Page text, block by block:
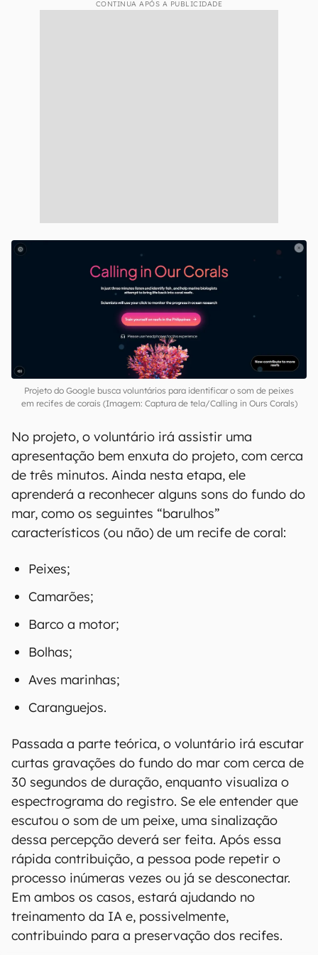
CONTINUA APÓS A PUBLICIDADE
Projeto do Google busca voluntários para identificar o som de peixes
em recifes de corais (Imagem: Captura de tela/Calling in Ours Corals)
No projeto, o voluntário irá assistir uma
apresentação bem enxuta do projeto, com cerca
de três minutos. Ainda nesta etapa, ele
aprenderá a reconhecer alguns sons do fundo do
mar, como os seguintes “barulhos”
característicos (ou não) de um recife de coral:
Peixes;
Camarões;
Barco a motor;
Bolhas;
Aves marinhas;
Caranguejos.
Passada a parte teórica, o voluntário irá escutar
curtas gravações do fundo do mar com cerca de
30 segundos de duração, enquanto visualiza o
espectrograma do registro. Se ele entender que
escutou o som de um peixe, uma sinalização
dessa percepção deverá ser feita. Após essa
rápida contribuição, a pessoa pode repetir o
processo inúmeras vezes ou já se desconectar.
Em ambos os casos, estará ajudando no
treinamento da IA e, possivelmente,
contribuindo para a preservação dos recifes.